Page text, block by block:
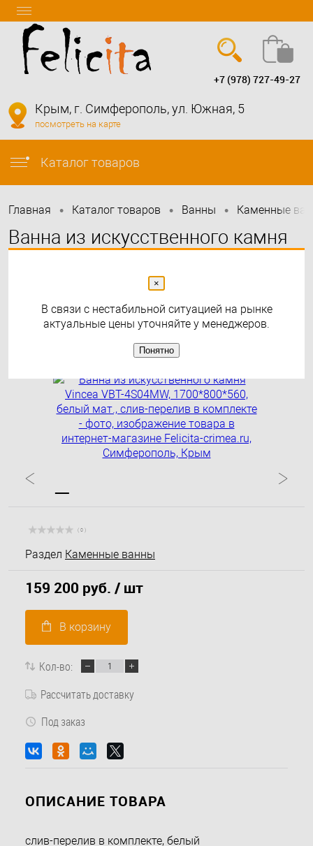
info@felicita-crimea.ru
+7 (978) 727-49-27
Крым, г. Симферополь, ул. Южная, 5
посмотреть на карте
Каталог товаров
Главная • Каталог товаров • Bанны • Каменные
Ванна из искусственного камня
1700*800*560, белый мат., слив-
перелив в комплекте
( 0 )
Раздел Каменные ванны
159 200 руб. / шт
В корзину
Кол-во:
Рассчитать доставку
Под заказ
ОПИСАНИЕ ТОВАРА
слив-перелив в комплекте, белый
×
В связи с нестабильной ситуацией на рынке
актуальные цены уточняйте у менеджеров.
Понятно